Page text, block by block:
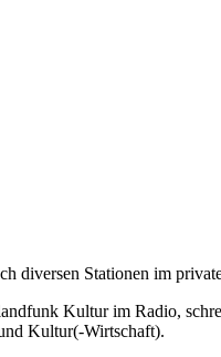
diversen Stationen im
Kultur im Radio,
Kultur(-Wirtschaft).